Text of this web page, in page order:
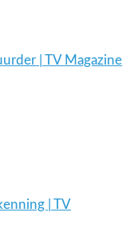
| TV Magazine
| TV